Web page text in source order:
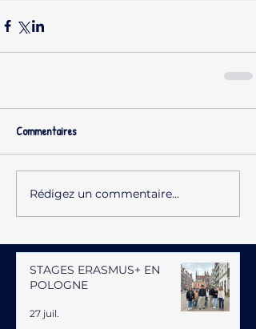
Commentaires
Rédigez un commentaire...
STAGES ERASMUS+ EN
POLOGNE
27 juil.